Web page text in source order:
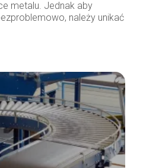
metalu. Jednak aby
należy unikać